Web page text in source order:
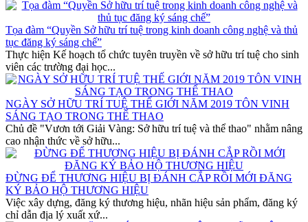
Tọa đàm “Quyền Sở hữu trí tuệ trong kinh doanh công nghệ và thủ
tục đăng ký sáng chế”
Thực hiện Kế hoạch tổ chức tuyên truyền về sở hữu trí tuệ cho sinh
viên các trường đại học...
NGÀY SỞ HỮU TRÍ TUỆ THẾ GIỚI NĂM 2019 TÔN VINH
SÁNG TẠO TRONG THỂ THAO
Chủ đề "Vươn tới Giải Vàng: Sở hữu trí tuệ và thể thao" nhằm nâng
cao nhận thức về sở hữu...
ĐỪNG ĐỂ THƯƠNG HIỆU BỊ ĐÁNH CẮP RỒI MỚI ĐĂNG
KÝ BẢO HỘ THƯƠNG HIỆU
Việc xây dựng, đăng ký thương hiệu, nhãn hiệu sản phẩm, đăng ký
chỉ dẫn địa lý xuất xứ...